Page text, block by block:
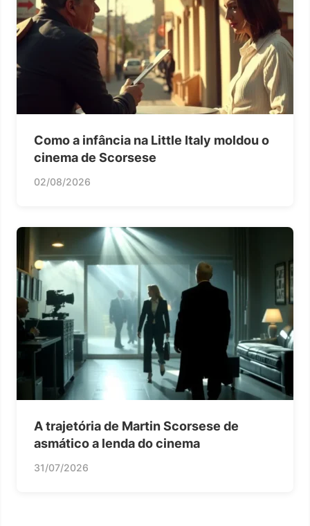
Como a infância na Little Italy moldou o
cinema de Scorsese
02/08/2026
A trajetória de Martin Scorsese de
asmático a lenda do cinema
31/07/2026